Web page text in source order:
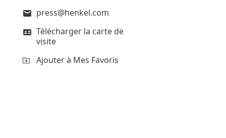
press@henkel.com
Télécharger la carte de
visite
Ajouter à Mes Favoris